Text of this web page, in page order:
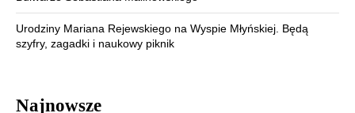
Urodziny Mariana Rejewskiego na Wyspie Młyńskiej. Będą
szyfry, zagadki i naukowy piknik
Najnowsze